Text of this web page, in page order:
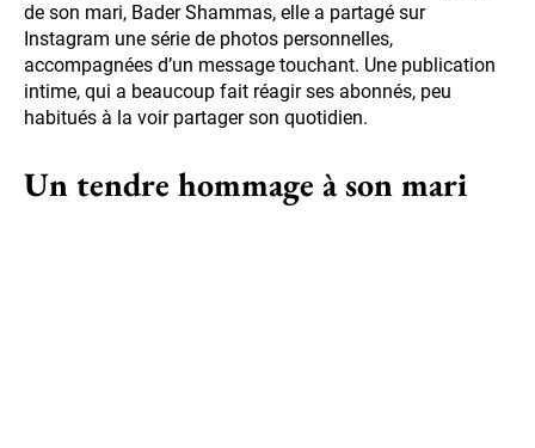
de son mari, Bader Shammas, elle a partagé sur
Instagram une série de photos personnelles,
accompagnées d’un message touchant. Une publication
intime, qui a beaucoup fait réagir ses abonnés, peu
habitués à la voir partager son quotidien.
Un tendre hommage à son mari